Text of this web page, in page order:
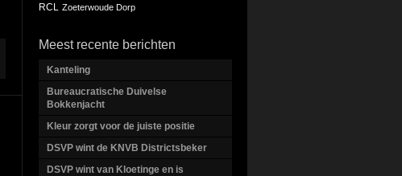
RCL
Zoeterwoude Dorp
Meest recente berichten
Kanteling
Bureaucratische Duivelse
Bokkenjacht
Kleur zorgt voor de juiste positie
DSVP wint de KNVB Districtsbeker
DSVP wint van Kloetinge en is